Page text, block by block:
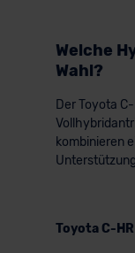
Welche
Wahl?
Der Toyota
kombinieren
Toyota C-